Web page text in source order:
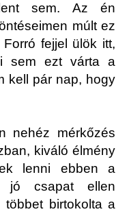
sem. Az én
múlt ez
fejjel ülök itt,
sem ezt várta a
kell pár nap, hogy
nehéz mérkőzés
kiváló élmény
lenni ebben a
jó csapat ellen
birtokolta a